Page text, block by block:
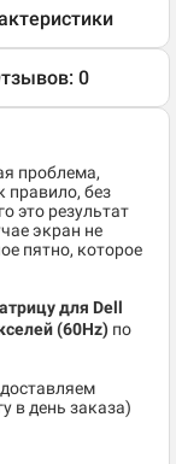
0
проблема,
правило, без
это результат
экран не
пятно, которое
для Dell
(60Hz) по
в день заказа)